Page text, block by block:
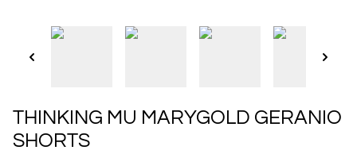
THINKING MU MARYGOLD GERANIO
SHORTS